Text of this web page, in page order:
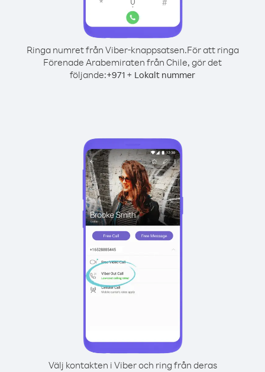
Ringa numret från Viber-knappsatsen.För att ringa
Förenade Arabemiraten från Chile, gör det
följande:+971 + Lokalt nummer
Välj kontakten i Viber och ring från deras